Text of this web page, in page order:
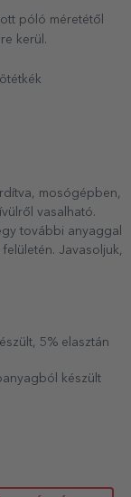
póló méretétől
kerül.
mosógépben,
vasalható.
további anyaggal
Javasoljuk,
5% elasztán
készült